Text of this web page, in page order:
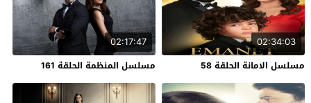
02:34:03
مسلسل الامانة الحلقة 58
02:17:47
مسلسل المنظمة الحلقة 161